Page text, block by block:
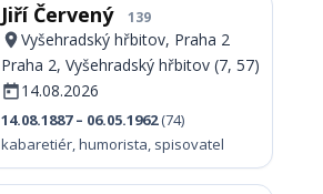
Jiří Červený 139
Vyšehradský hřbitov, Praha 2
Praha 2, Vyšehradský hřbitov (7, 57)
14.08.2026
14.08.1887 – 06.05.1962(74)
kabaretiér, humorista, spisovatel